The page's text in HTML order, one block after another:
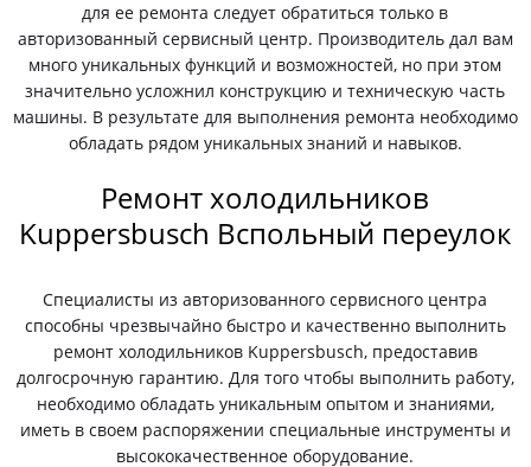
для ее ремонта следует обратиться только в
авторизованный сервисный центр. Производитель дал вам
много уникальных функций и возможностей, но при этом
значительно усложнил конструкцию и техническую часть
машины. В результате для выполнения ремонта необходимо
обладать рядом уникальных знаний и навыков.
Ремонт холодильников
Kuppersbusch Вспольный переулок
Специалисты из авторизованного сервисного центра
способны чрезвычайно быстро и качественно выполнить
ремонт холодильников Kuppersbusch, предоставив
долгосрочную гарантию. Для того чтобы выполнить работу,
необходимо обладать уникальным опытом и знаниями,
иметь в своем распоряжении специальные инструменты и
высококачественное оборудование.